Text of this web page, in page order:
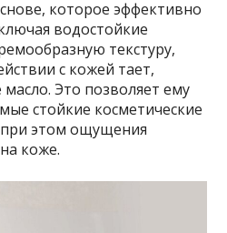
которое эффективно
водостойкие
текстуру,
с кожей тает,
Это позволяет ему
стойкие косметические
при этом ощущения
коже.